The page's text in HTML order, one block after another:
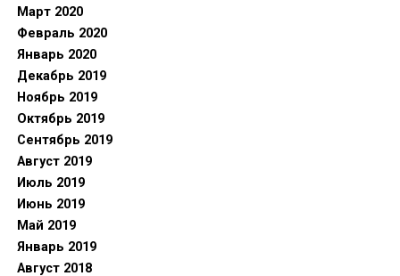
Март 2020
Февраль 2020
Январь 2020
Декабрь 2019
Ноябрь 2019
Октябрь 2019
Сентябрь 2019
Август 2019
Июль 2019
Июнь 2019
Май 2019
Январь 2019
Август 2018